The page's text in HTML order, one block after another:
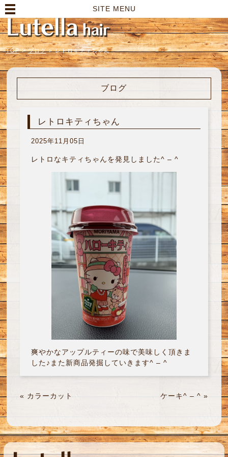
SITE MENU
TOP > ブログ > レトロキティちゃん
ブログ
レトロキティちゃん
2025年11月05日
レトロなキティちゃんを発見しました^ – ^
爽やかなアップルティーの味で美味しく頂きま
した♪また新商品発掘していきます^ – ^
« カラーカット ケーキ^ – ^ »